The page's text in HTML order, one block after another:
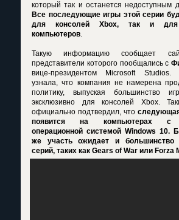
который так и останется недоступным
Все последующие игры этой серии
для консолей Xbox, так и для
компьютеров.
Такую информацию сообщает
представители которого пообщались с
вице-президентом Microsoft Studios.
узнала, что компания не намерена
политику, выпуская большинство
эксклюзивно для консолей Xbox.
официально подтвердил, что
появится на компьютерах с
операционной системой Windows 10.
же участь ожидает и большинство
серий, таких как Gears of War или Forza